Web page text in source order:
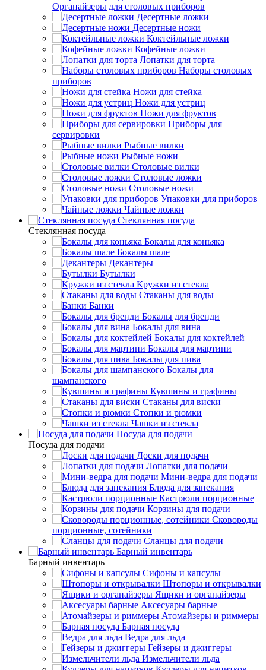
Органайзеры для столовых приборов
Десертные ложки
Десертные ножи
Коктейльные ложки
Кофейные ложки
Лопатки для торта
Наборы столовых
приборов
Ножи для стейка
Ножи для устриц
Ножи для фруктов
Приборы для
сервировки
Рыбные вилки
Рыбные ножи
Столовые вилки
Столовые ложки
Столовые ножи
Упаковки для приборов
Чайные ложки
Стеклянная посуда
Стеклянная посуда
Бокалы для коньяка
Бокалы шале
Декантеры
Бутылки
Кружки из стекла
Стаканы для воды
Банки
Бокалы для бренди
Бокалы для вина
Бокалы для коктейлей
Бокалы для мартини
Бокалы для пива
Бокалы для
шампанского
Кувшины и графины
Стаканы для виски
Стопки и рюмки
Чашки из стекла
Посуда для подачи
Посуда для подачи
Доски для подачи
Лопатки для подачи
Мини-ведра для подачи
Блюда для запекания
Кастрюли порционные
Корзины для подачи
Сковороды
порционные, сотейники
Сланцы для подачи
Барный инвентарь
Барный инвентарь
Сифоны и капсулы
Штопоры и открывалки
Ящики и органайзеры
Аксесуары барные
Атомайзеры и риммеры
Барная посуда
Ведра для льда
Гейзеры и джиггеры
Измельчители льда